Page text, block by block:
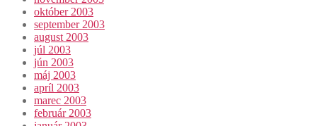
október 2003
september 2003
august 2003
júl 2003
jún 2003
máj 2003
apríl 2003
marec 2003
február 2003